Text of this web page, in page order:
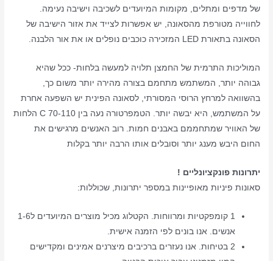
של מדפים ומתלים, מקומות המיועדים לשכיבה וישיבה נעימה.
לחווייה מטורפת מהסאונה, יש אפשרות לצייד את אזור הישיבה של
הסאונה בתאורת LED המזכירה כוכבים נופלים או את אור הלבנה.
המוליכות התרמית של החמצן תלויה למעשה בלחות- ככל שהיא
גבוהה יותר, המשתמש מתחמם בצורה מהירה יותר משום כך,
בהשוואה למרחץ הרוסי המסורתי, לסאונה הפינית יש השפעה אחרת
על המשתמש, היא יבשה יותר. הטמפרטורה נעה בין 70-110 C הלחות
של האוויר שמתחממם באבנים חמות. רוב האנשים מרגישים את
החום היבש מענג יותר וסובלים אותו הרבה יותר בקלות
יתרונות פונקציונליים !
סאונות פיניות מאופיינות במספר יתרונות, שכוללות:
1 קומפקטיות ומרווחות. הקטלוג מכיל מוצרים המיועדים ל1-6
אנשים. אנו בונים לפי הזמנה אישית.
2 בטיחות. אנו נעזרים ברכיבים מיצרנים אמינים ומקדישים